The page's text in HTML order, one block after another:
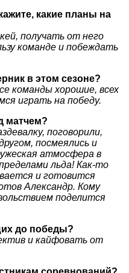
какие планы на
получать от него
команде и побеждать
в этом сезоне?
команды хорошие, всех
играть на победу.
матчем?
поговорили,
посмеялись и
атмосфера в
льда! Как-то
и готовится
Александр. Кому
поделится
до победы?
и кайфовать от